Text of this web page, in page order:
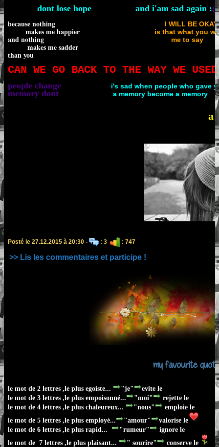
dont lose hope and i'am sad again :(
because nothing I WILL BE OKAY
makes me happier is that what you
and nothing me to say
makes me sadder
than you
CAN WE GO BACK TO THE WAY WE
people change i's sad when people who gave
memory dont a memory become a memory
a
Posté le 27.12.2015 à 20:30 - : 3 : 747
>> Lis les commentaires et participe !
my favourite
le mot de 2 lettres ,le plus egoiste... "je"
evite le
le mot de 3 lettres ,le plus empoisonné...
"moi"
rejette le
le mot de 4 lettres ,le plus chaleureux...
"nous"
emploie le
le mot de 5 lettres ,le plus employé...
"amour"
valorise le
le mot de 6 lettres ,le plus rapid...
"rumeur"
ignore le
le mot de 7 lettres ,le plus plaisant...
" sourire"
conserve le